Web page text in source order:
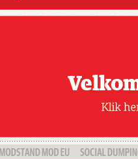
MODSTAND MOD EU
SOCIAL